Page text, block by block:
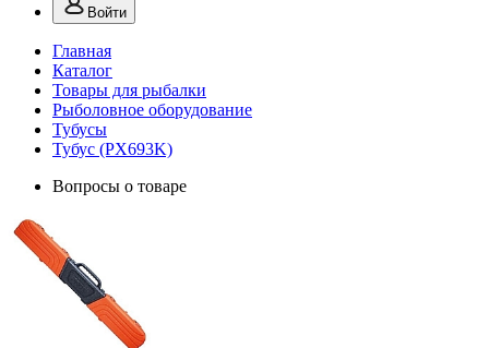
Войти
Главная
Каталог
Товары для рыбалки
Рыболовное оборудование
Тубусы
Тубус (PX693K)
Вопросы о товаре